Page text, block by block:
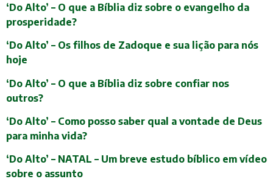
‘Do Alto’ – O que a Bíblia diz sobre o evangelho da
prosperidade?
‘Do Alto’ – Os filhos de Zadoque e sua lição para nós
hoje
‘Do Alto’ – O que a Bíblia diz sobre confiar nos
outros?
‘Do Alto’ – Como posso saber qual a vontade de Deus
para minha vida?
‘Do Alto’ – NATAL – Um breve estudo bíblico em vídeo
sobre o assunto